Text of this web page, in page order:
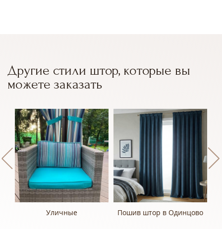
Другие стили штор, которые вы
можете заказать
Уличные Пошив штор в Одинцово